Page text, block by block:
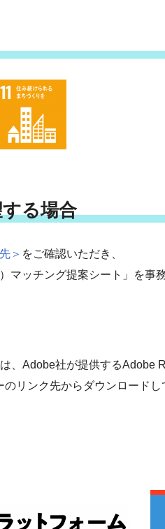
る場合
＞ をご確認いただき、
マッチング提案シート」を事
、Adobe社が提供するAdobe
リンク先からダウンロードし